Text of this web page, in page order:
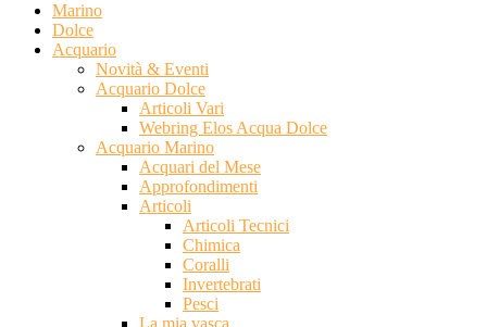
Marino
Dolce
Acquario
Novità & Eventi
Acquario Dolce
Articoli Vari
Webring Elos Acqua Dolce
Acquario Marino
Acquari del Mese
Approfondimenti
Articoli
Articoli Tecnici
Chimica
Coralli
Invertebrati
Pesci
La mia vasca